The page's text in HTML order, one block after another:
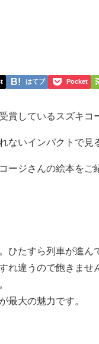
はてブ Pocket
賞しているスズキコ
ないインパクトで見
ージさんの絵本をご
ひたすら列車が進ん
れ違うので飽きませ
最大の魅力です。